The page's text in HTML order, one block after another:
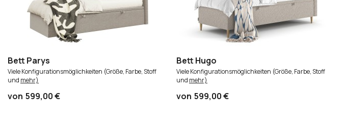
Bett Parys
Viele Konfigurationsmöglichkeiten (Größe, Farbe, Stoff
und mehr)
von 599,00 €
Bett Hugo
Viele Konfigurationsmöglichkeiten (Größe, Farbe, Stoff
und mehr)
von 599,00 €